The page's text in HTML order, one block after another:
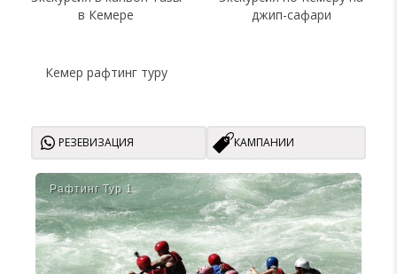
в Кемере
джип-сафари
Кемер рафтинг туру
РЕЗЕВИЗАЦИЯ КАМПАНИИ
Рафтинг Тур 1